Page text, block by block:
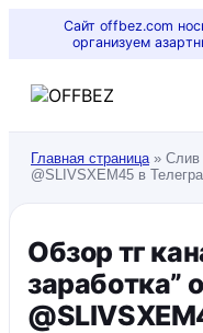
Сайт offbez.com
организуем
Главная страница» Слив
@SLIVSXEM45 в
Обзор тг
заработка”